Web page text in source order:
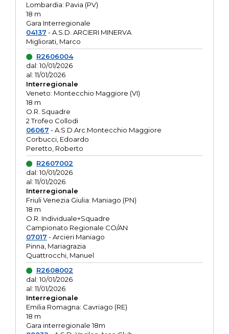
Lombardia: Pavia (PV)
18 m
Gara Interregionale
04137 - A.S.D. ARCIERI MINERVA
Migliorati, Marco
R2606004
dal: 10/01/2026
al: 11/01/2026
Interregionale
Veneto: Montecchio Maggiore (VI)
18 m
O.R. Squadre
2 Trofeo Collodi
06067 - A.S.D.Arc.Montecchio Maggiore
Corbucci, Edoardo
Peretto, Roberto
R2607002
dal: 10/01/2026
al: 11/01/2026
Interregionale
Friuli Venezia Giulia: Maniago (PN)
18 m
O.R. Individuale+Squadre
Campionato Regionale CO/AN
07017 - Arcieri Maniago
Pinna, Mariagrazia
Quattrocchi, Manuel
R2608002
dal: 10/01/2026
al: 11/01/2026
Interregionale
Emilia Romagna: Cavriago (RE)
18 m
Gara interregionale 18m